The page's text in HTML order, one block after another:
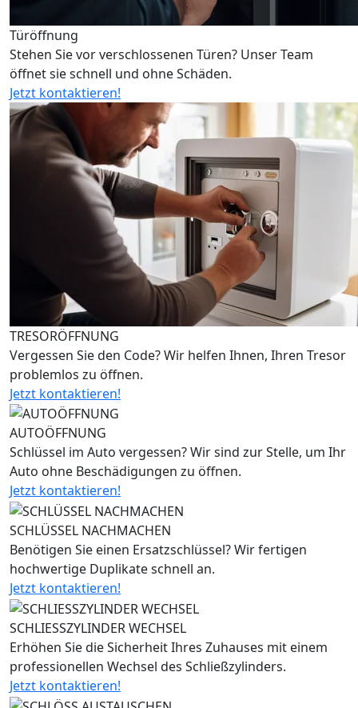
Türöffnung
Stehen Sie vor verschlossenen Türen? Unser Team
öffnet sie schnell und ohne Schäden.
Jetzt kontaktieren!
TRESORÖFFNUNG
Vergessen Sie den Code? Wir helfen Ihnen, Ihren Tresor
problemlos zu öffnen.
Jetzt kontaktieren!
AUTOÖFFNUNG
Schlüssel im Auto vergessen? Wir sind zur Stelle, um Ihr
Auto ohne Beschädigungen zu öffnen.
Jetzt kontaktieren!
SCHLÜSSEL NACHMACHEN
Benötigen Sie einen Ersatzschlüssel? Wir fertigen
hochwertige Duplikate schnell an.
Jetzt kontaktieren!
SCHLIESSZYLINDER WECHSEL
Erhöhen Sie die Sicherheit Ihres Zuhauses mit einem
professionellen Wechsel des Schließzylinders.
Jetzt kontaktieren!